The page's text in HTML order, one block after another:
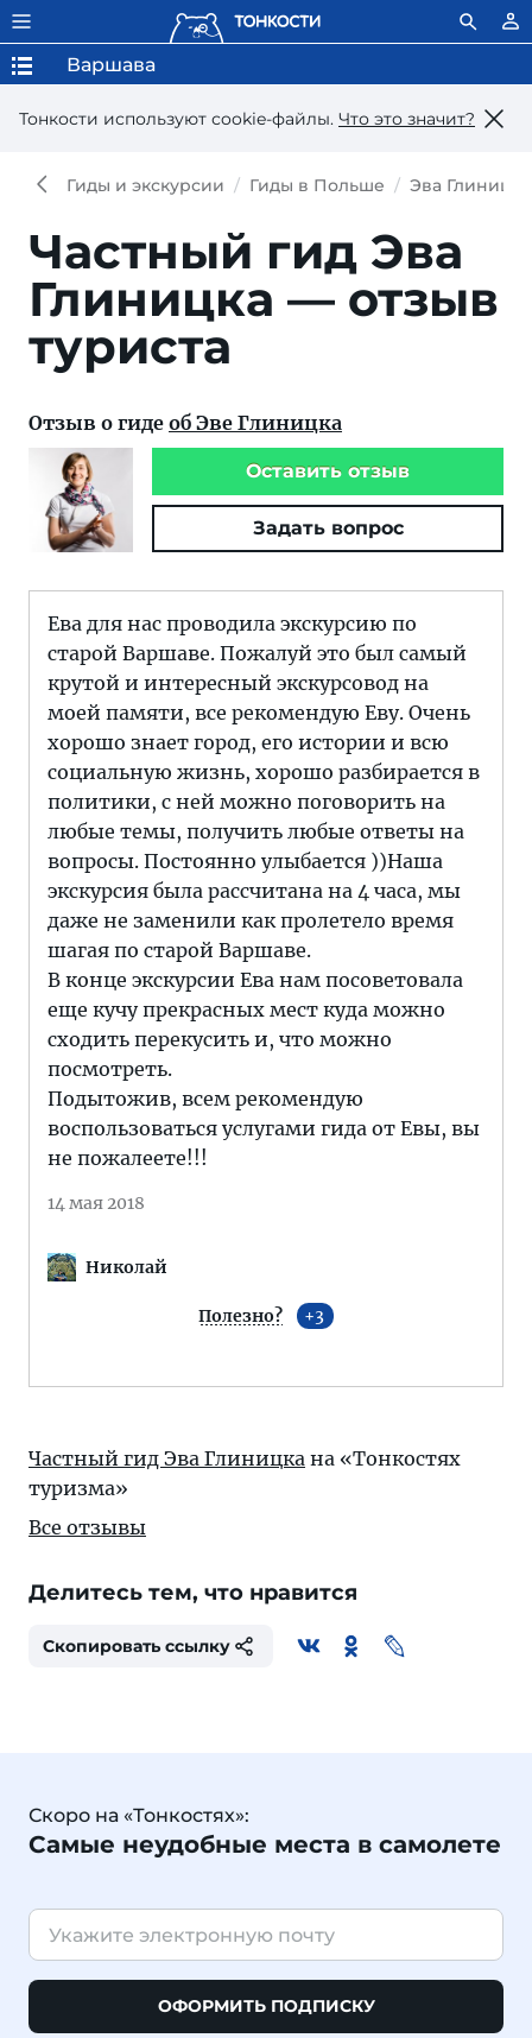
Тонкости используют сookie-файлы. Что это значит?
Варшава
Гиды и экскурсии Гиды в Польше Эва Глиницка
Частный гид Эва
Глиницка — отзыв
туриста
Отзыв о гиде об Эве Глиницка
Оставить отзыв
Задать вопрос
Ева для нас проводила экскурсию по
старой Варшаве. Пожалуй это был самый
крутой и интересный экскурсовод на
моей памяти, все рекомендую Еву. Очень
хорошо знает город, его истории и всю
социальную жизнь, хорошо разбирается в
политики, с ней можно поговорить на
любые темы, получить любые ответы на
вопросы. Постоянно улыбается ))Наша
экскурсия была рассчитана на 4 часа, мы
даже не заменили как пролетело время
шагая по старой Варшаве.
В конце экскурсии Ева нам посоветовала
еще кучу прекрасных мест куда можно
сходить перекусить и, что можно
посмотреть.
Подытожив, всем рекомендую
воспользоваться услугами гида от Евы, вы
не пожалеете!!!
14 мая 2018
Николай
Полезно? 3
Частный гид Эва Глиницка на «Тонкостях
туризма»
Все отзывы
Делитесь тем, что нравится
Скопировать ссылку
Скоро на «Тонкостях»:
Самые неудобные места в самолете
ОФОРМИТЬ ПОДПИСКУ